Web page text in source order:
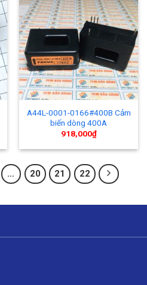
A44L-0001-0166#400B Cảm
biến dòng 400A
918,000₫
… 20 21 22